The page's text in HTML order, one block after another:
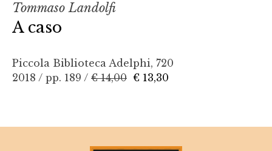
Tommaso Landolfi
A caso
Piccola Biblioteca Adelphi, 720
2018 / pp. 189 / € 14,00 € 13,30